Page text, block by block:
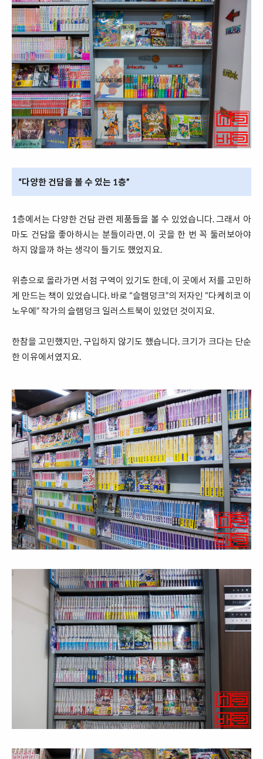
“다양한 건담을 볼 수 있는 1층”
1층에서는 다양한 건담 관련 제품들을 볼 수 있었습니다. 그래서 아
마도 건담을 좋아하시는 분들이라면, 이 곳을 한 번 꼭 둘러보아야
하지 않을까 하는 생각이 들기도 했었지요.
위층으로 올라가면 서점 구역이 있기도 한데, 이 곳에서 저를 고민하
게 만드는 책이 있었습니다. 바로 “슬램덩크”의 저자인 “다케히코 이
노우에” 작가의 슬램덩크 일러스트북이 있었던 것이지요.
한참을 고민했지만, 구입하지 않기도 했습니다. 크기가 크다는 단순
한 이유에서였지요.